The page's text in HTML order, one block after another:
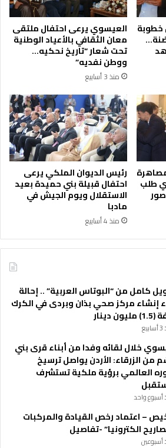
العيسوي يرعى احتفال ملتقى
معان الثقافي بالأعياد الوطنية
تحت شعار “تاريخ نحكيه…
ووطن نفديه”
منذ 3 أسابيع
طلب
رئيس الديوان الملكي يرعى
احتفال قبيلة بني حميدة بعيد
الاستقلال ويوم الجيش في
مادبا
منذ 4 أسابيع
كامل من “البوتاس العربية” .. إحالة
إنشاء مركز صحي بذان وبردى في الكرك
دينار
خلال لقائه وفدا من أبناء قرى بني
من الزرقاء: الأردن يواصل ترسيخ
العالمي برؤية ملكية تستشرف
أسبوع واحد
– اعتماد رخص القيادة والمركبات
الكترونيا” -تفاصيل
أسبوعين